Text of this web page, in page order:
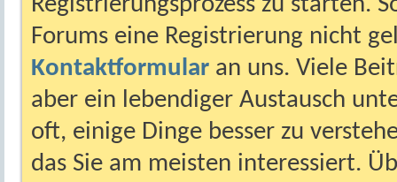
Forums eine Registrierung nicht
Kontaktformular an uns. Viele
aber ein lebendiger Austausch
oft, einige Dinge besser zu
das Sie am meisten interessiert.